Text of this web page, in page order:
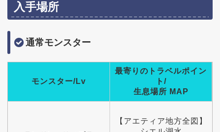
入手場所
通常モンスター
モンスター/Lv
最寄りのトラベルポイン
ト/
生息場所 MAP
【アエティア地方全図】